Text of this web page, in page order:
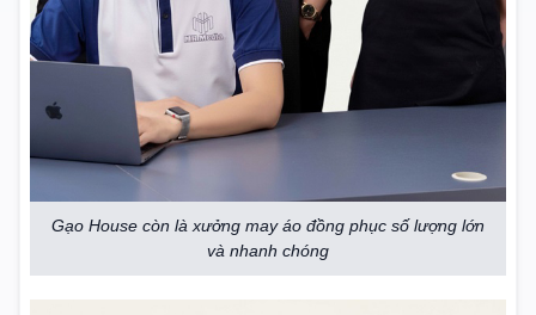
Gạo House còn là xưởng may áo đồng phục số lượng lớn
và nhanh chóng